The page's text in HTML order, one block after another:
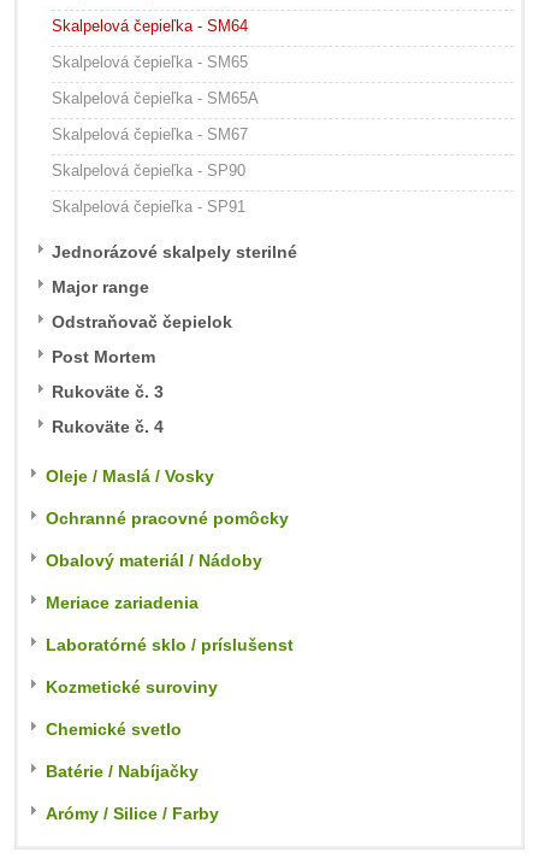
Skalpelová čepieľka - SM64
Skalpelová čepieľka - SM65
Skalpelová čepieľka - SM65A
Skalpelová čepieľka - SM67
Skalpelová čepieľka - SP90
Skalpelová čepieľka - SP91
Jednorázové skalpely sterilné
Major range
Odstraňovač čepielok
Post Mortem
Rukoväte č. 3
Rukoväte č. 4
Oleje / Maslá / Vosky
Ochranné pracovné pomôcky
Obalový materiál / Nádoby
Meriace zariadenia
Laboratórné sklo / príslušenst
Kozmetické suroviny
Chemické svetlo
Batérie / Nabíjačky
Arómy / Silice / Farby